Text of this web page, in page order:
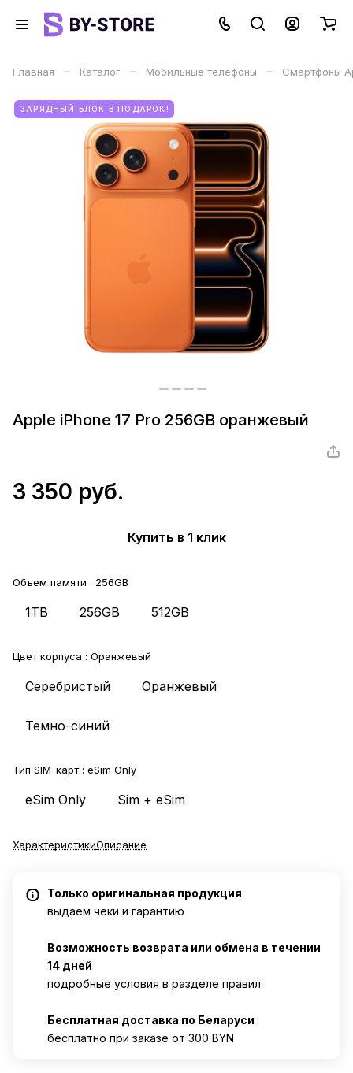
Главная – Каталог – Мобильные телефоны – Смартфоны
ЗАРЯДНЫЙ БЛОК В ПОДАРОК!
Apple iPhone 17 Pro 256GB оранжевый
3 350 руб.
Купить в 1 клик
Объем памяти : 256GB
1TB 256GB 512GB
Цвет корпуса : Оранжевый
Серебристый Оранжевый
Темно-синий
Тип SIM-карт : eSim Only
eSim Only Sim + eSim
ХарактеристикиОписание
Только оригинальная продукция
выдаем чеки и гарантию
Возможность возврата или обмена в течении
14 дней
подробные условия в разделе правил
Бесплатная доставка по Беларуси
бесплатно при заказе от 300 BYN